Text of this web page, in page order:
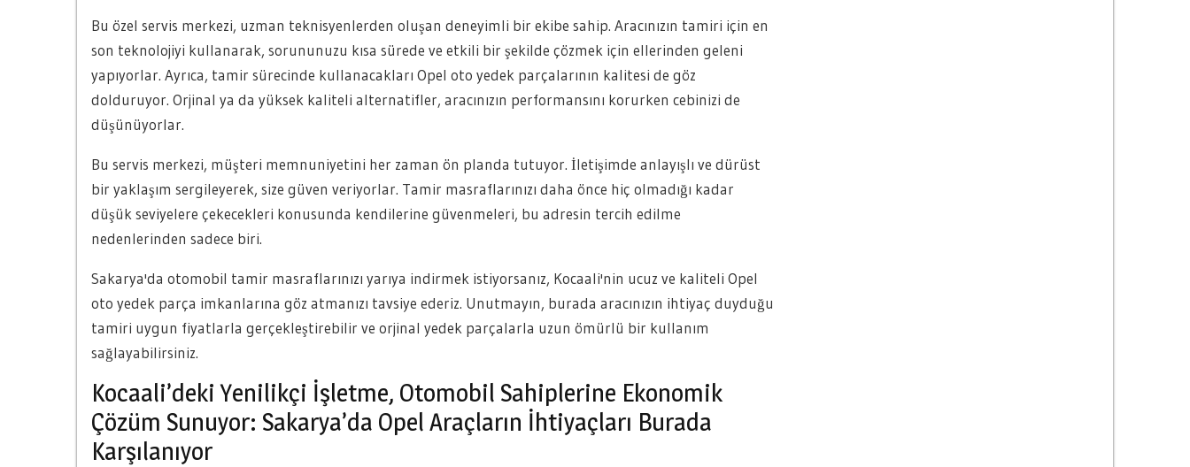
Bu özel servis merkezi, uzman teknisyenlerden oluşan deneyimli bir ekibe sahip. Aracınızın tamiri için en
son teknolojiyi kullanarak, sorununuzu kısa sürede ve etkili bir şekilde çözmek için ellerinden geleni
yapıyorlar. Ayrıca, tamir sürecinde kullanacakları Opel oto yedek parçalarının kalitesi de göz
dolduruyor. Orjinal ya da yüksek kaliteli alternatifler, aracınızın performansını korurken cebinizi de
düşünüyorlar.
Bu servis merkezi, müşteri memnuniyetini her zaman ön planda tutuyor. İletişimde anlayışlı ve dürüst
bir yaklaşım sergileyerek, size güven veriyorlar. Tamir masraflarınızı daha önce hiç olmadığı kadar
düşük seviyelere çekecekleri konusunda kendilerine güvenmeleri, bu adresin tercih edilme
nedenlerinden sadece biri.
Sakarya'da otomobil tamir masraflarınızı yarıya indirmek istiyorsanız, Kocaali'nin ucuz ve kaliteli Opel
oto yedek parça imkanlarına göz atmanızı tavsiye ederiz. Unutmayın, burada aracınızın ihtiyaç duyduğu
tamiri uygun fiyatlarla gerçekleştirebilir ve orjinal yedek parçalarla uzun ömürlü bir kullanım
sağlayabilirsiniz.
Kocaali’deki Yenilikçi İşletme, Otomobil Sahiplerine Ekonomik
Çözüm Sunuyor: Sakarya’da Opel Araçların İhtiyaçları Burada
Karşılanıyor